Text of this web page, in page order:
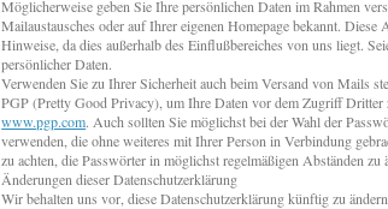
Möglicherweise geben Sie Ihre persönlichen Daten im Rahmen
Mailaustausches oder auf Ihrer eigenen Homepage bekannt.
Hinweise, da dies außerhalb des Einflußbereiches von uns liegt.
persönlicher Daten.
Verwenden Sie zu Ihrer Sicherheit auch beim Versand von Mails
PGP (Pretty Good Privacy), um Ihre Daten vor dem Zugriff Dritter
www.pgp.com. Auch sollten Sie möglichst bei der Wahl der
verwenden, die ohne weiteres mit Ihrer Person in Verbindung
zu achten, die Passwörter in möglichst regelmäßigen Abständen zu
Änderungen dieser Datenschutzerklärung
Wir behalten uns vor, diese Datenschutzerklärung künftig zu